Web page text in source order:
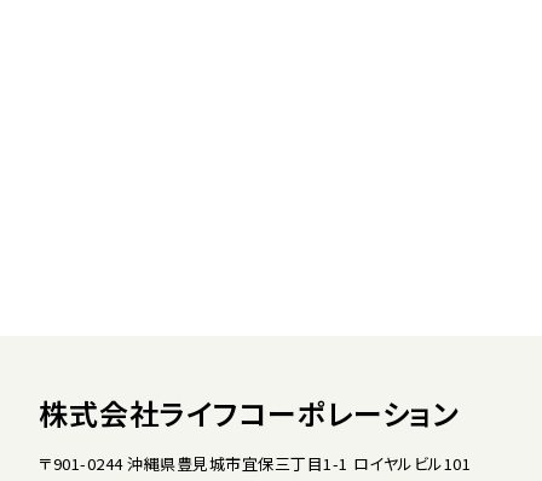
株式会社ライフコーポレーション
〒901-0244 沖縄県豊見城市宜保三丁目1-1 ロイヤルビル101